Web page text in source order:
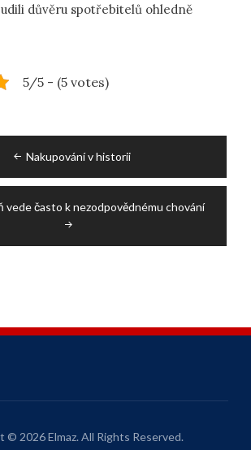
důvěru spotřebitelů ohledně
5/5 - (5 votes)
Nakupování v historii
vede často k nezodpovědnému chování
© 2026 Elmaz. All Rights Reserved.